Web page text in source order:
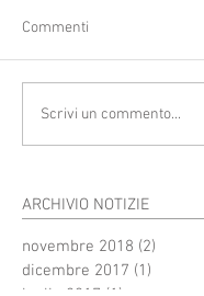
Commenti
Scrivi un commento...
ARCHIVIO NOTIZIE
novembre 2018 (2)
dicembre 2017 (1)